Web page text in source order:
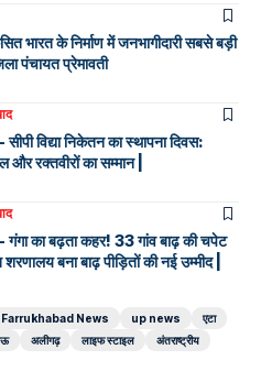
भारत के निर्माण में जनभागीदारी सबसे बड़ी
पंचायत प्रेमावती
विद्या निकेतन का स्थापना दिवस:
और रक्तवीरों का सम्मान |
गंगा का बढ़ता कहर! 33 गांव बाढ़ की चपेट
बना बाढ़ पीड़ितों की नई उम्मीद |
Farrukhabad News up news
एटा
अलीगढ़ लाइफ स्टाइल
अंतराष्ट्रीय